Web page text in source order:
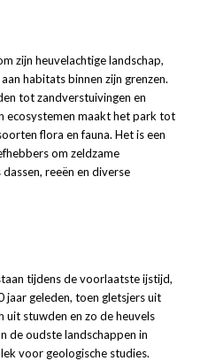
zijn heuvelachtige landschap,
habitats binnen zijn grenzen.
tot zandverstuivingen en
ecosystemen maakt het park tot
flora en fauna. Het is een
om zeldzame
reeën en diverse
tijdens de voorlaatste ijstijd,
geleden, toen gletsjers uit
stuwden en zo de heuvels
de oudste landschappen in
voor geologische studies.